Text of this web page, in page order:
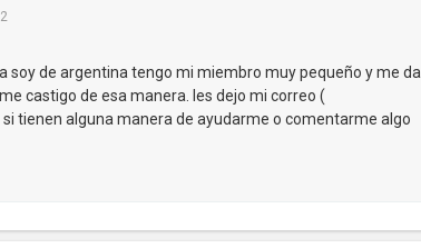
de argentina tengo mi miembro muy pequeño y me da
castigo de esa manera. les dejo mi correo (
si tienen alguna manera de ayudarme o comentarme algo